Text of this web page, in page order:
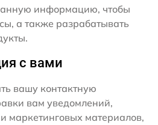
информацию, чтобы
а также разрабатывать
с вами
вашу контактную
вам уведомлений,
маркетинговых материалов,